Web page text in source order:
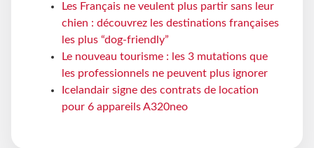
Les Français ne veulent plus partir sans leur
chien : découvrez les destinations françaises
les plus “dog-friendly”
Le nouveau tourisme : les 3 mutations que
les professionnels ne peuvent plus ignorer
Icelandair signe des contrats de location
pour 6 appareils A320neo